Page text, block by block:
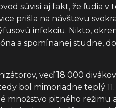
súvisí aj fakt, že ľudia v
prišla na návštevu
infekciu. Nikto,
a spomínanej studne,
veď 18 000
bol mimoriadne teplý
množstvo pitného režimu